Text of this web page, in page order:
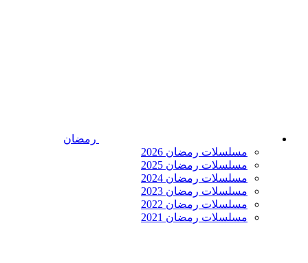
رمضان
مسلسلات رمضان 2026
مسلسلات رمضان 2025
مسلسلات رمضان 2024
مسلسلات رمضان 2023
مسلسلات رمضان 2022
مسلسلات رمضان 2021